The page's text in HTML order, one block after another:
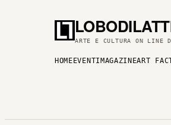
ARTE E CULTURA ON LINE
HOME EVENTI MAGAZINEART